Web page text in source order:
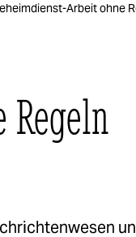
Arbeit ohne